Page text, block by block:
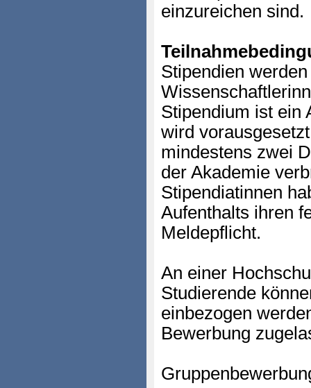
einzureichen sind.
Stipendien
Stipendium ist ein
wird
mindestens zwei
der Akademie
Stipendiatinnen
Aufenthalts ihren
Meldepflicht.
An einer
Studierende
einbezogen
Bewerbung